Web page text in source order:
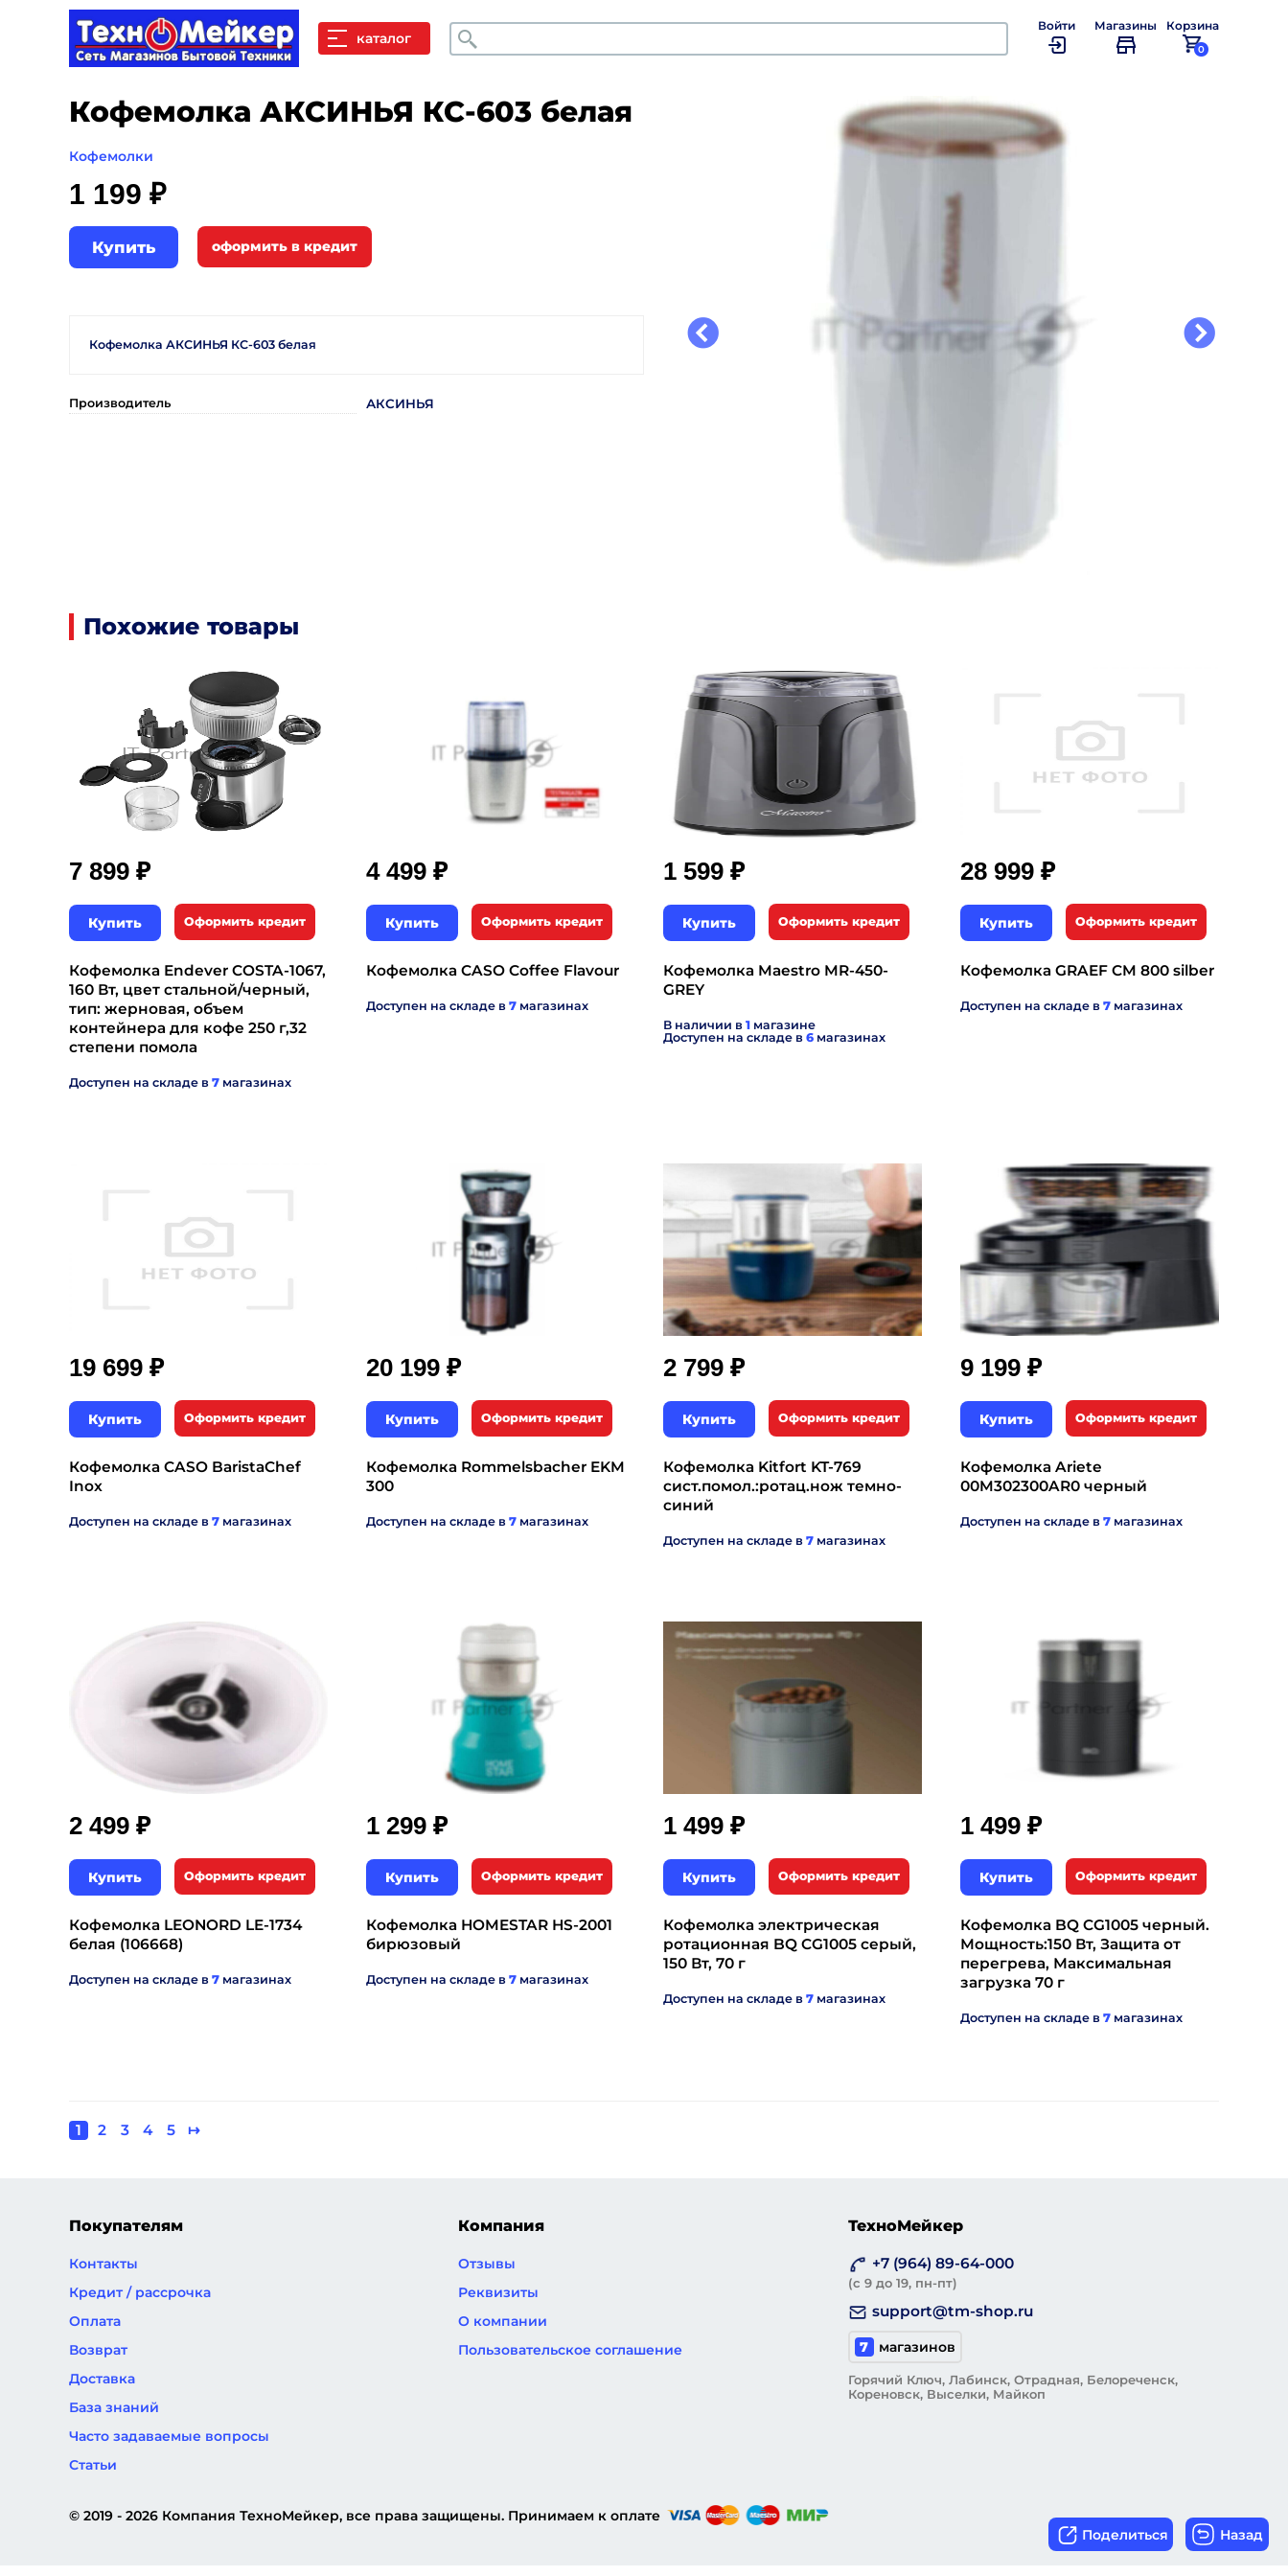
каталог Поиск Войти Магазины Корзина
0
Кофемолка АКСИНЬЯ КС-603 белая
Кофемолки
Поделиться
1 199 ₽
Купить
Кофемолка АКСИНЬЯ КС-603 белая
Производитель АКСИНЬЯ
Похожие товары
7 899 ₽
Купить Оформить кредит
Кофемолка Endever COSTA-1067,
160 Вт, цвет стальной/черный,
тип: жерновая, объем
контейнера для кофе 250 г,32
степени помола
Доступен на складе в 7 магазинах
4 499 ₽
Купить Оформить кредит
Кофемолка CASO Coffee Flavour
Доступен на складе в 7 магазинах
1 599 ₽
Купить Оформить кредит
Кофемолка Maestro MR-450-
GREY
В наличии в 1 магазине
Доступен на складе в 6 магазинах
28 999 ₽
Купить Оформить кредит
Кофемолка GRAEF CM 800 silber
Доступен на складе в 7 магазинах
19 699 ₽
Купить Оформить кредит
Кофемолка CASO BaristaChef
Inox
Доступен на складе в 7 магазинах
20 199 ₽
Купить Оформить кредит
Кофемолка Rommelsbacher EKM
300
Доступен на складе в 7 магазинах
2 799 ₽
Купить Оформить кредит
Кофемолка Kitfort KT-769
сист.помол.:ротац.нож темно-
синий
Доступен на складе в 7 магазинах
9 199 ₽
Купить Оформить кредит
Кофемолка Ariete
00M302300AR0 черный
Доступен на складе в 7 магазинах
2 499 ₽
Купить Оформить кредит
Кофемолка LEONORD LE-1734
белая (106668)
Доступен на складе в 7 магазинах
1 299 ₽
Купить Оформить кредит
Кофемолка HOMESTAR HS-2001
бирюзовый
Доступен на складе в 7 магазинах
1 499 ₽
Купить Оформить кредит
Кофемолка электрическая
ротационная BQ CG1005 серый,
150 Вт, 70 г
Доступен на складе в 7 магазинах
1 499 ₽
Купить Оформить кредит
Кофемолка BQ CG1005 черный.
Мощность:150 Вт, Защита от
перегрева, Максимальная
загрузка 70 г
Доступен на складе в 7 магазинах
Нумерация
Текущая
1 Page
2 Page
3 Page
4 Page
5
Следующая
↦
Покупателям
Контакты
Кредит / рассрочка
Оплата
Возврат
Доставка
База знаний
Часто задаваемые вопросы
Статьи
Компания
Отзывы
Реквизиты
О компании
Пользовательское соглашение
ТехноМейкер
+7 (964) 89-64-000
(с 9 до 19, пн-пт)
support@tm-shop.ru
7 магазинов
Горячий Ключ, Лабинск, Отрадная, Белореченск,
Кореновск, Выселки, Майкоп
© 2019 - 2026 Компания ТехноМейкер, все права защищены. Принимаем к оплате
Назад